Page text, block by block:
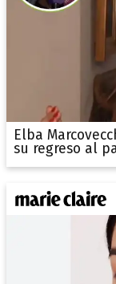
Elba
su regreso al